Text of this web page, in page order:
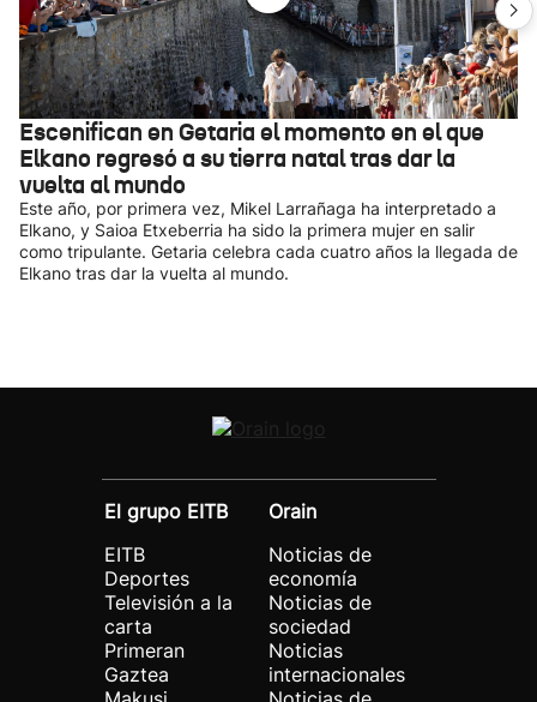
Escenifican en Getaria el momento en el que
Elkano regresó a su tierra natal tras dar la
vuelta al mundo
Este año, por primera vez, Mikel Larrañaga ha interpretado a
Elkano, y Saioa Etxeberria ha sido la primera mujer en salir
como tripulante. Getaria celebra cada cuatro años la llegada de
Elkano tras dar la vuelta al mundo.
El grupo EITB
EITB
Deportes
Televisión a la
carta
Primeran
Gaztea
Orain
Noticias de
economía
Noticias de
sociedad
Noticias
internacionales